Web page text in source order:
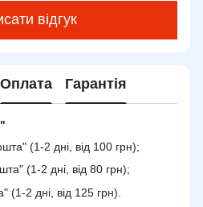
відгук
Оплата Гарантія
(1-2 дні, від 100 грн);
(1-2 дні, від 80 грн);
2 дні, від 125 грн).